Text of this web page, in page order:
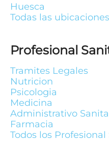
Huesca
Todas las ubicaciones
Profesional
Tramites Legales
Nutricion
Psicologia
Medicina
Administrativo
Farmacia
Todos los